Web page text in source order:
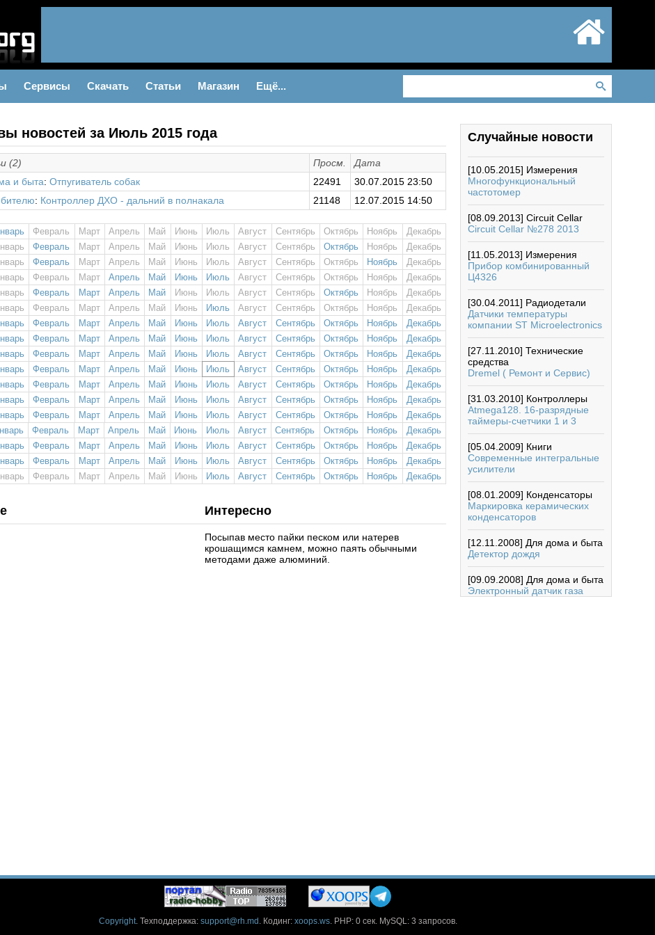
Сервисы Скачать Статьи Магазин Ещё...
новостей за Июль 2015 года
(2) Просм.
Дата
и быта: Отпугиватель собак 22491
30.07.2015 23:50
: Контроллер ДХО - дальний в полнакала 21148 12.07.2015 14:50
Февраль Март Апрель Май Июнь Июль Август Сентябрь Октябрь Ноябрь
Декабрь
Февраль Март Апрель Май Июнь Июль Август Сентябрь Октябрь Ноябрь
Декабрь
Февраль Март Апрель Май Июнь Июль Август Сентябрь Октябрь Ноябрь
Декабрь
Февраль Март Апрель Май Июнь Июль Август Сентябрь Октябрь Ноябрь
Декабрь
Февраль Март Апрель Май Июнь Июль Август Сентябрь Октябрь Ноябрь
Декабрь
Февраль Март Апрель Май Июнь Июль Август Сентябрь Октябрь Ноябрь
Декабрь
Февраль Март Апрель Май Июнь Июль Август Сентябрь Октябрь Ноябрь
Декабрь
Февраль Март Апрель Май Июнь Июль Август Сентябрь Октябрь Ноябрь
Декабрь
Февраль Март Апрель Май Июнь Июль Август Сентябрь Октябрь Ноябрь
Декабрь
Февраль Март Апрель Май Июнь Июль Август Сентябрь Октябрь Ноябрь
Декабрь
Февраль Март Апрель Май Июнь Июль Август Сентябрь Октябрь Ноябрь
Декабрь
Февраль Март Апрель Май Июнь Июль Август Сентябрь Октябрь Ноябрь
Декабрь
Февраль Март Апрель Май Июнь Июль Август Сентябрь Октябрь Ноябрь
Декабрь
Февраль Март Апрель Май Июнь Июль Август Сентябрь Октябрь Ноябрь
Декабрь
Февраль Март Апрель Май Июнь Июль Август Сентябрь Октябрь Ноябрь
Декабрь
Февраль Март Апрель Май Июнь Июль Август Сентябрь Октябрь Ноябрь
Декабрь
Февраль Март Апрель Май Июнь Июль Август Сентябрь Октябрь Ноябрь Декабрь
Интересно
Посыпав место пайки песком или натерев
крошащимся камнем, можно паять обычными
методами даже алюминий.
Случайные новости
[10.05.2015] Измерения
Многофункциональный
частотомер
[08.09.2013] Circuit Cellar
Circuit Cellar №278 2013
[11.05.2013] Измерения
Прибор комбинированный
Ц4326
[30.04.2011] Радиодетали
Датчики температуры
компании ST Microelectronics
[27.11.2010] Технические
средства
Dremel ( Ремонт и Сервис)
[31.03.2010] Контроллеры
Atmega128. 16-разрядные
таймеры-счетчики 1 и 3
[05.04.2009] Книги
Современные интегральные
усилители
[08.01.2009] Конденсаторы
Маркировка керамических
конденсаторов
[12.11.2008] Для дома и быта
Детектор дождя
[09.09.2008] Для дома и быта
Электронный датчик газа
Copyright. Техподдержка: support@rh.md . Кодинг: xoops.ws. PHP: 0 сек. MySQL: 3 запросов.